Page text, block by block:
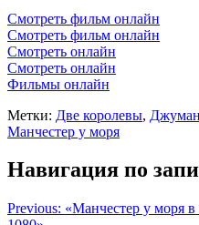
Смотреть фильм онлайн
Смотреть фильм онлайн
Смотреть онлайн
Смотреть онлайн
Фильмы онлайн
Метки: Две королевы,
Манчестер у моря
Навигация по
Previous: «Манчестер у моря